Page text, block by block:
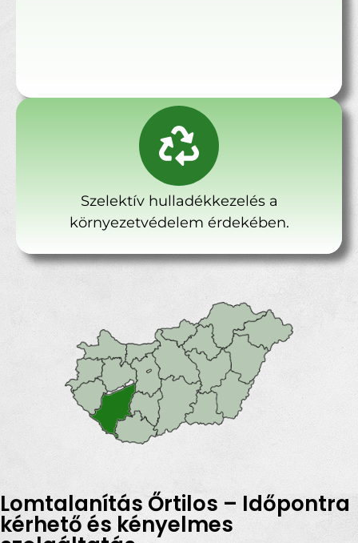
Szelektív hulladékkezelés a
környezetvédelem érdekében.
Lomtalanítás Őrtilos – Időpontra
kérhető és kényelmes